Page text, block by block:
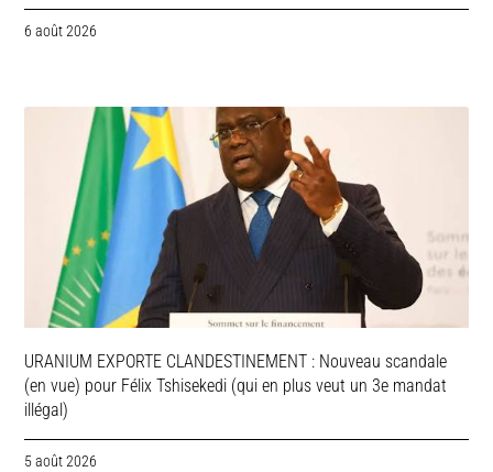
6 août 2026
URANIUM EXPORTE CLANDESTINEMENT : Nouveau scandale
(en vue) pour Félix Tshisekedi (qui en plus veut un 3e mandat
illégal)
5 août 2026